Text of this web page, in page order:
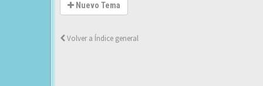
Nuevo Tema
Volver a Índice general